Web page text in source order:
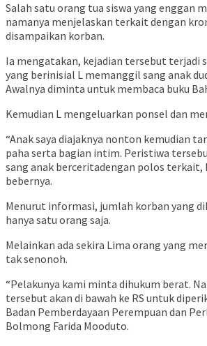
Salah satu orang tua siswa yang enggan
namanya menjelaskan terkait dengan
disampaikan korban.
Ia mengatakan, kejadian tersebut terjadi
yang berinisial L memanggil sang anak
Awalnya diminta untuk membaca buku
Kemudian L mengeluarkan ponsel dan
“Anak saya diajaknya nonton kemudian
paha serta bagian intim. Peristiwa
sang anak berceritadengan polos terkait,
bebernya.
Menurut informasi, jumlah korban yang
hanya satu orang saja.
Melainkan ada sekira Lima orang yang
tak senonoh.
“Pelakunya kami minta dihukum berat.
tersebut akan di bawah ke RS untuk
Badan Pemberdayaan Perempuan dan
Bolmong Farida Mooduto.